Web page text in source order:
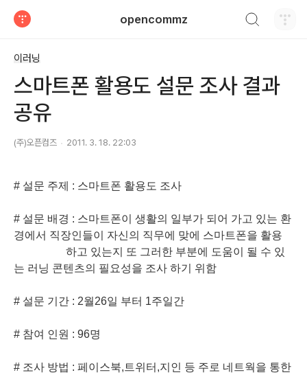
opencommz
이러닝
스마트폰 활용도 설문 조사 결과
공유
(주)오픈컴즈 2011. 3. 18. 22:03
# 설문 주제 : 스마트폰 활용도 조사
# 설문 배경 : 스마트폰이 생활의 일부가 되어 가고 있는 환
경에서 직장인들이 자신의 직무에 맞에 스마트폰을 활용
하고 있는지 또 그러한 부분에 도움이 될 수 있
는 러닝 콘텐츠의 필요성을 조사 하기 위함
# 설문 기간 : 2월26일 부터 1주일간
# 참여 인원 : 96명
# 조사 방법 : 페이스북,트위터,지인 등 주로 네트웍을 통한